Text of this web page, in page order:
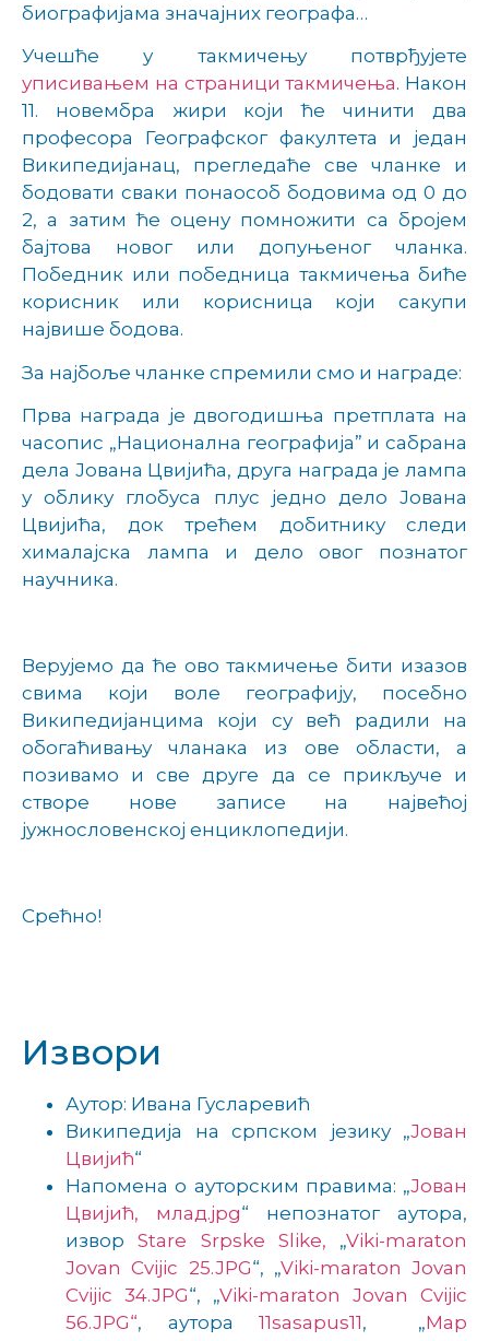
биографијама значајних географа…
Учешће у такмичењу потврђујете
уписивањем на страници такмичења. Након
11. новембра жири који ће чинити два
професора Географског факултета и један
Википедијанац, прегледаће све чланке и
бодовати сваки понаособ бодовима од 0 до
2, а затим ће оцену помножити са бројем
бајтова новог или допуњеног чланка.
Победник или победница такмичења биће
корисник или корисница који сакупи
највише бодова.
За најбоље чланке спремили смо и награде:
Прва награда је двогодишња претплата на
часопис „Национална географија” и сабрана
дела Јована Цвијића, друга награда је лампа
у облику глобуса плус једно дело Јована
Цвијића, док трећем добитнику следи
хималајска лампа и дело овог познатог
научника.
Верујемо да ће ово такмичење бити изазов
свима који воле географију, посебно
Википедијанцима који су већ радили на
обогаћивању чланака из ове области, а
позивамо и све друге да се прикључе и
створе нове записе на највећој
јужнословенској енциклопедији.
Срећно!
Извори
Аутор: Ивана Гусларевић
Википедија на српском језику „Јован
Цвијић“
Напомена о ауторским правима: „Јован
Цвијић, млад.jpg“ непознатог аутора,
изворStare Srpske Slike, „Viki-maraton
Jovan Cvijic 25.JPG“, „Viki-maraton Jovan
Cvijic 34.JPG“, „Viki-maraton Jovan Cvijic
56.JPG“, аутора 11sasapus11, „Map